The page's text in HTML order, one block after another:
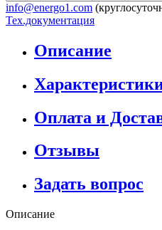
info@energo1.com
Тех.документация
Описание
Оплата и
Отзывы
Задать вопрос
Описание